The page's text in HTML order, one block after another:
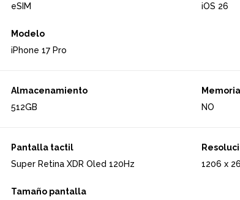
eSIM
iOS 26
Modelo
iPhone 17 Pro
Almacenamiento
512GB
NO
Pantalla tactil
Super Retina XDR Oled 120Hz
1206 x
Tamaño pantalla